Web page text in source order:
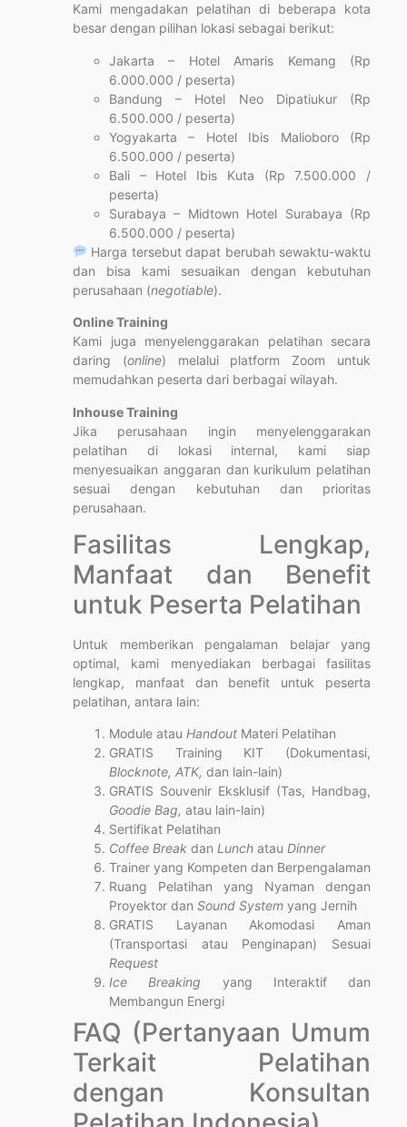
Kami mengadakan pelatihan di beberapa kota
besar dengan pilihan lokasi sebagai berikut:
Jakarta – Hotel Amaris Kemang (Rp
6.000.000 / peserta)
Bandung – Hotel Neo Dipatiukur (Rp
6.500.000 / peserta)
Yogyakarta – Hotel Ibis Malioboro (Rp
6.500.000 / peserta)
Bali – Hotel Ibis Kuta (Rp 7.500.000 /
peserta)
Surabaya – Midtown Hotel Surabaya (Rp
6.500.000 / peserta)
Harga tersebut dapat berubah sewaktu-waktu
dan bisa kami sesuaikan dengan kebutuhan
perusahaan (negotiable).
Online Training
Kami juga menyelenggarakan pelatihan secara
daring (online) melalui platform Zoom untuk
memudahkan peserta dari berbagai wilayah.
Inhouse Training
Jika perusahaan ingin menyelenggarakan
pelatihan di lokasi internal, kami siap
menyesuaikan anggaran dan kurikulum pelatihan
sesuai dengan kebutuhan dan prioritas
perusahaan.
Fasilitas Lengkap,
Manfaat dan Benefit
untuk Peserta Pelatihan
Untuk memberikan pengalaman belajar yang
optimal, kami menyediakan berbagai fasilitas
lengkap, manfaat dan benefit untuk peserta
pelatihan, antara lain:
Module atau Handout Materi Pelatihan
GRATIS Training KIT (Dokumentasi,
Blocknote, ATK, dan lain-lain)
GRATIS Souvenir Eksklusif (Tas, Handbag,
Goodie Bag, atau lain-lain)
Sertifikat Pelatihan
Coffee Break dan Lunch atau Dinner
Trainer yang Kompeten dan Berpengalaman
Ruang Pelatihan yang Nyaman dengan
Proyektor dan Sound System yang Jernih
GRATIS Layanan Akomodasi Aman
(Transportasi atau Penginapan) Sesuai
Request
Ice Breaking yang Interaktif dan
Membangun Energi
FAQ (Pertanyaan Umum
Terkait Pelatihan
dengan Konsultan